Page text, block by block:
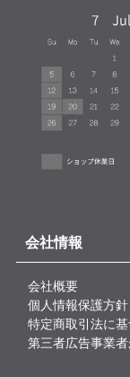
会社情報
会社概要
個人情報保護方針
特定商取引法に
第三者広告事業